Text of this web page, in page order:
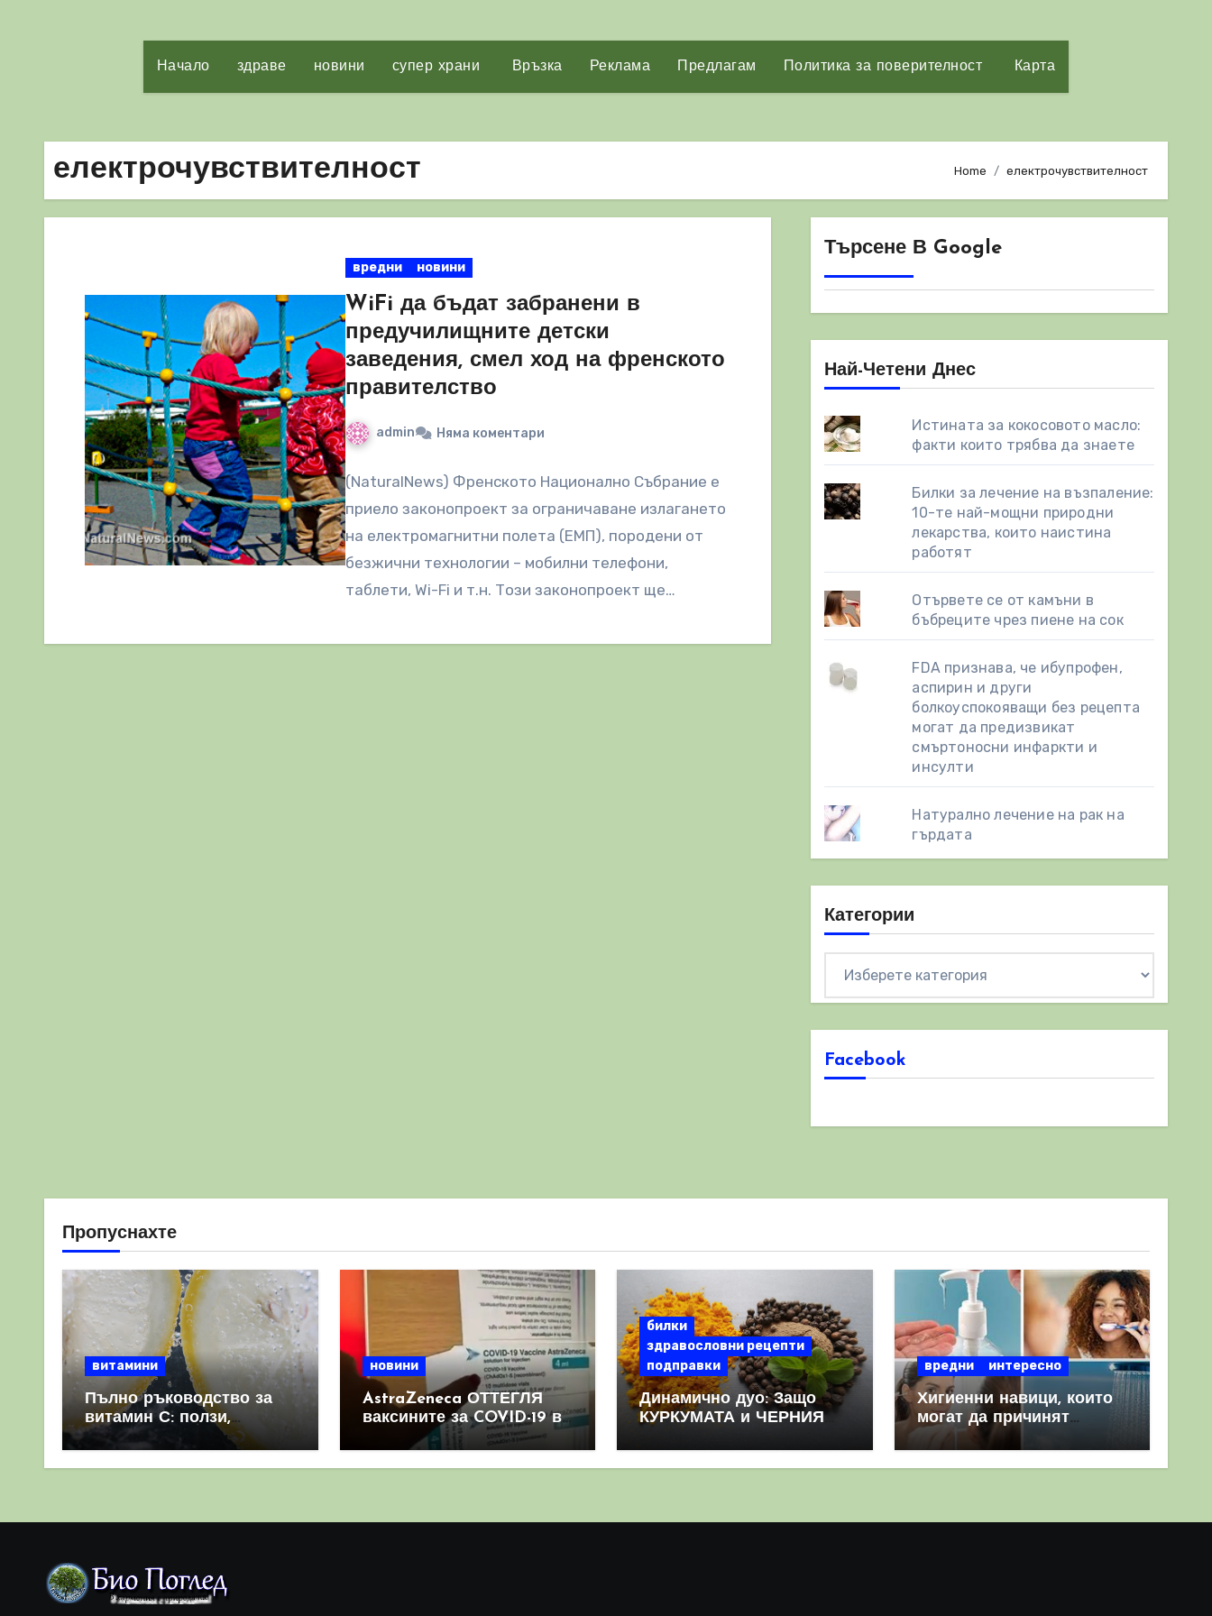
Начало здраве новини супер храни Връзка Реклама Предлагам Политика за поверителност Карта
електрочувствителност Home електрочувствителност
вредни новини
WiFi да бъдат забранени в
предучилищните детски
заведения, смел ход на френското
правителство
admin Няма коментари
(NaturalNews) Френското Национално Събрание е
приело законопроект за ограничаване излагането
на електромагнитни полета (ЕМП), породени от
безжични технологии – мобилни телефони,
таблети, Wi-Fi и т.н. Този законопроект ще
Търсене В Google
Най-Четени Днес
Истината за кокосовото масло:
факти които трябва да знаете
Билки за лечение на възпаление:
10-те най-мощни природни
лекарства, които наистина
работят
Отървете се от камъни в
бъбреците чрез пиене на сок
FDA признава, че ибупрофен,
аспирин и други
болкоуспокояващи без рецепта
могат да предизвикат
смъртоносни инфаркти и
инсулти
Натурално лечение на рак на
гърдата
Категории
Facebook
Пропуснахте
витамини
Пълно ръководство за
витамин С: ползи,
източници и защо е
важен за имунната
новини
AstraZeneca ОТТЕГЛЯ
ваксините за COVID-19 в
световен мащаб, след
като призна, че те
билки
здравословни рецепти
подправки
Динамично дуо: Защо
КУРКУМАТА и ЧЕРНИЯ
комбинация
вредни интересно
Хигиенни навици, които
могат да причинят
повече вреда, отколкото
полза